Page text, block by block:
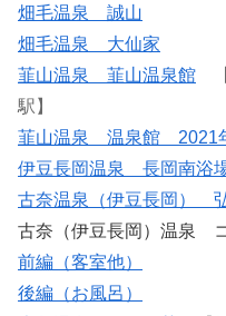
畑毛温泉 誠山
畑毛温泉 大仙家
韮山温泉 韮山温泉館
駅】
韮山温泉 温泉館 2021
伊豆長岡温泉 長岡南浴
古奈温泉（伊豆長岡）
古奈（伊豆長岡）温泉
前編（客室他）
後編（お風呂）